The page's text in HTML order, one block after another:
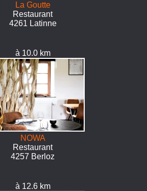
La Goutte
Restaurant
4261 Latinne
à 10.0 km
NOWA
Restaurant
4257 Berloz
à 12.6 km